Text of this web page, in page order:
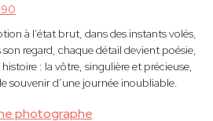
photographe
à l’état brut, dans des instants volés,
regard, chaque détail devient poésie,
: la vôtre, singulière et précieuse,
souvenir d’une journée inoubliable.